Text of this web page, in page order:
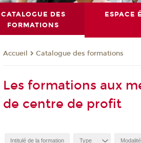
CATALOGUE DES
FORMATIONS
ESPACE
Accueil Catalogue des formations
Les formations aux
de centre de profit